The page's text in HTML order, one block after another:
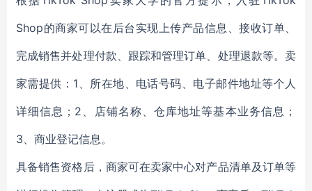
Shop的商家可以在后台实现上传产品信息、接收订单、
完成销售并处理付款、跟踪和管理订单、处理退款等。卖
家需提供：1、所在地、电话号码、电子邮件地址等个人
详细信息；2、店铺名称、仓库地址等基本业务信息；
3、商业登记信息。
具备销售资格后，商家可在卖家中心对产品清单及订单等